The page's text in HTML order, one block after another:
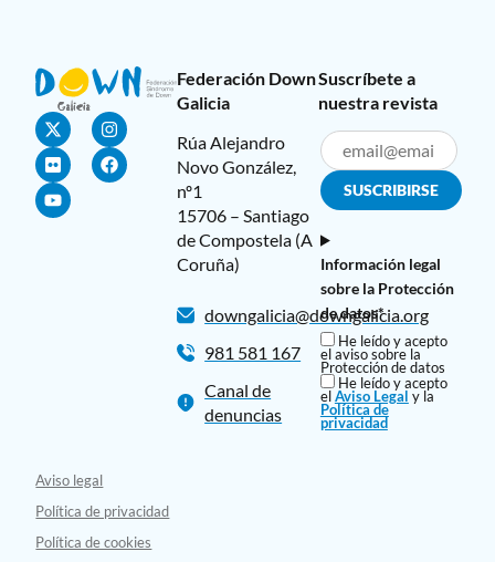
Federación Down
Galicia
Rúa Alejandro
Novo González,
nº1
15706 – Santiago
de Compostela (A
Coruña)
downgalicia@downgalicia.org
981 581 167
Canal de
denuncias
Suscríbete a
nuestra revista
Información legal
sobre la Protección
de datos*
He leído y acepto
el aviso sobre la
Protección de datos
He leído y acepto
elAviso Legal y la
Política de
privacidad
Aviso legal
Política de privacidad
Política de cookies